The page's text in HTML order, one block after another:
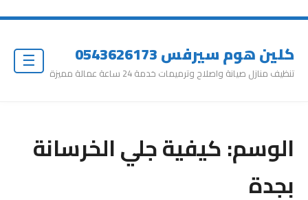
كلين هوم سيرفس 0543626173
تنظيف منازل صيانة واصلاح وترميمات خدمة 24 ساعة عمالة مميزة
الوسم:كيفية جلي الخرسانة
بجدة